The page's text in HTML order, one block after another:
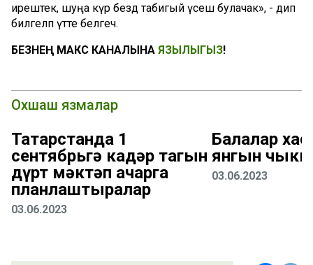
ирештек, шуңа күрә бездә табигый үсеш булачак», - дип
билгеләп үтте белгеч.
БЕЗНЕҢ МАКС КАНАЛЫНА ЯЗЫЛЫГЫЗ!
Охшаш язмалар
Татарстанда 1
сентябрьгә кадәр тагын
дүрт мәктәп ачарга
планлаштыралар
03.06.2023
Балалар
янгын
03.06.2023